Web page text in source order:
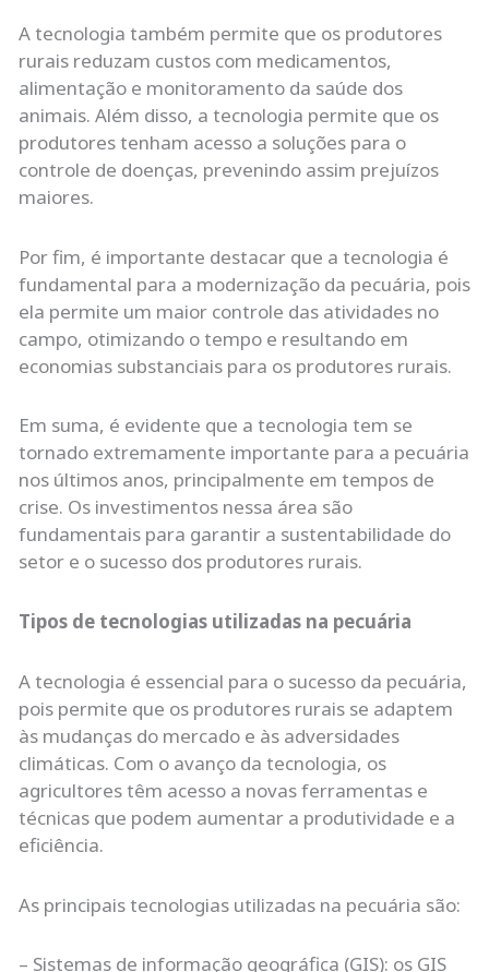
A tecnologia também permite que os produtores
rurais reduzam custos com medicamentos,
alimentação e monitoramento da saúde dos
animais. Além disso, a tecnologia permite que os
produtores tenham acesso a soluções para o
controle de doenças, prevenindo assim prejuízos
maiores.
Por fim, é importante destacar que a tecnologia é
fundamental para a modernização da pecuária, pois
ela permite um maior controle das atividades no
campo, otimizando o tempo e resultando em
economias substanciais para os produtores rurais.
Em suma, é evidente que a tecnologia tem se
tornado extremamente importante para a pecuária
nos últimos anos, principalmente em tempos de
crise. Os investimentos nessa área são
fundamentais para garantir a sustentabilidade do
setor e o sucesso dos produtores rurais.
Tipos de tecnologias utilizadas na pecuária
A tecnologia é essencial para o sucesso da pecuária,
pois permite que os produtores rurais se adaptem
às mudanças do mercado e às adversidades
climáticas. Com o avanço da tecnologia, os
agricultores têm acesso a novas ferramentas e
técnicas que podem aumentar a produtividade e a
eficiência.
As principais tecnologias utilizadas na pecuária são:
– Sistemas de informação geográfica (GIS): os GIS